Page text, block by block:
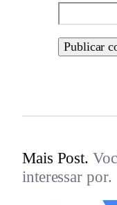
Mais Post.
interessar por.